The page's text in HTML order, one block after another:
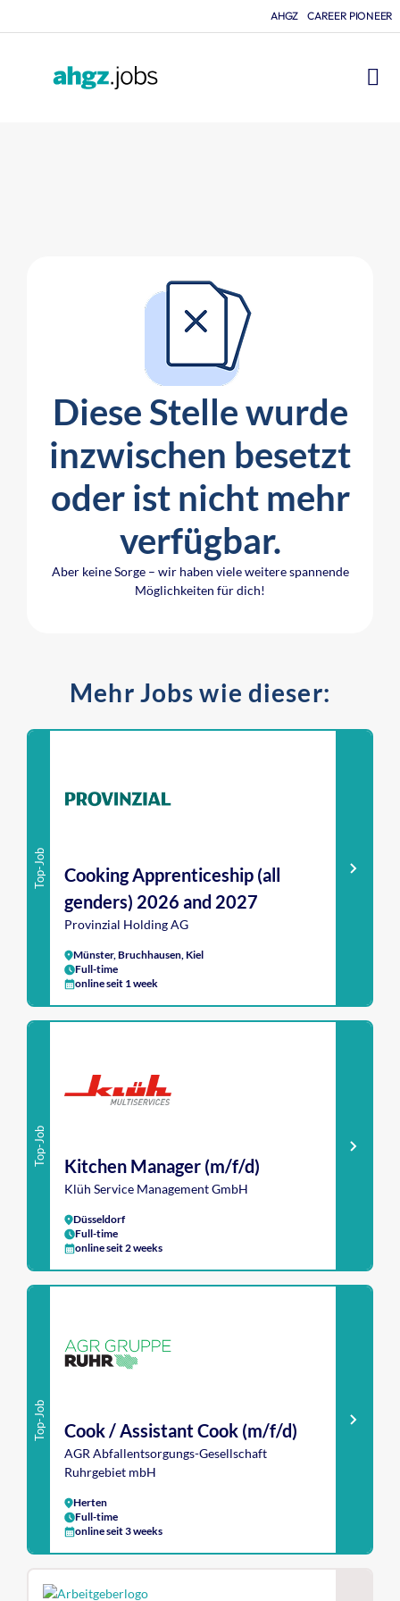
AHGZ CAREER PIONEER
Diese Stelle wurde
inzwischen besetzt
oder ist nicht mehr
verfügbar.
Aber keine Sorge – wir haben viele weitere spannende
Möglichkeiten für dich!
Mehr Jobs wie dieser:
Top-Job
Cooking Apprenticeship (all
genders) 2026 and 2027
Provinzial Holding AG
Münster, Bruchhausen, Kiel
Full-time
online seit 1 week
Top-Job Kitchen Manager (m/f/d)
Klüh Service Management GmbH
Düsseldorf
Full-time
online seit 2 weeks
Top-Job Cook / Assistant Cook (m/f/d)
AGR Abfallentsorgungs-Gesellschaft
Ruhrgebiet mbH
Herten
Full-time
online seit 3 weeks